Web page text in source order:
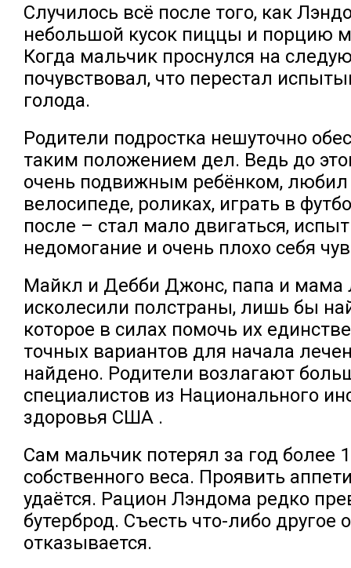
Случилось всё после того, как
небольшой кусок пиццы и порцию
Когда мальчик проснулся на
почувствовал, что перестал
голода.
Родители подростка нешуточно
таким положением дел. Ведь до
очень подвижным ребёнком, любил
велосипеде, роликах, играть в
после – стал мало двигаться,
недомогание и очень плохо себя
Майкл и Дебби Джонс, папа и мама
исколесили полстраны, лишь бы
которое в силах помочь их
точных вариантов для начала
найдено. Родители возлагают
специалистов из Национального
здоровья США .
Сам мальчик потерял за год более
собственного веса. Проявить
удаётся. Рацион Лэндома редко
бутерброд. Съесть что-либо другое
отказывается.